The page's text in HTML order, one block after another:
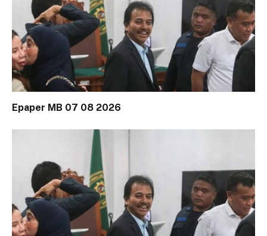
Epaper MB 07 08 2026